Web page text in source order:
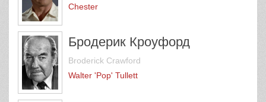
Chester
Бродерик Кроуфорд
Broderick Crawford
Walter 'Pop' Tullett